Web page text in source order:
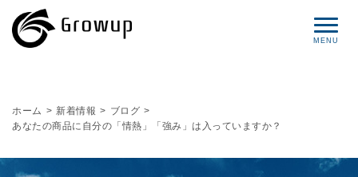
ホーム > 新着情報 > ブログ >
あなたの商品に自分の「情熱」「強み」は入っていますか？